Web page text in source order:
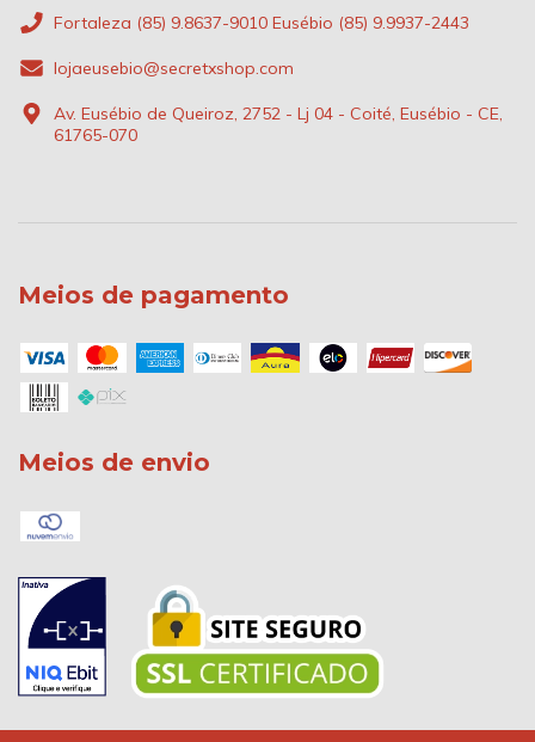
Fortaleza (85) 9.8637-9010 Eusébio (85) 9.9937-2443
lojaeusebio@secretxshop.com
Av. Eusébio de Queiroz, 2752 - Lj 04 - Coité, Eusébio - CE,
61765-070
Meios de pagamento
Meios de envio